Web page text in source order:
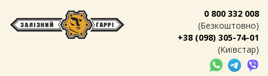
0 800 332 008
(Безкоштовно)
+38 (098) 305-74-01
(Київстар)